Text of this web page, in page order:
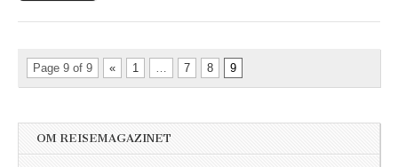
Page 9 of 9 « 1 … 7 8 9
OM REISEMAGAZINET